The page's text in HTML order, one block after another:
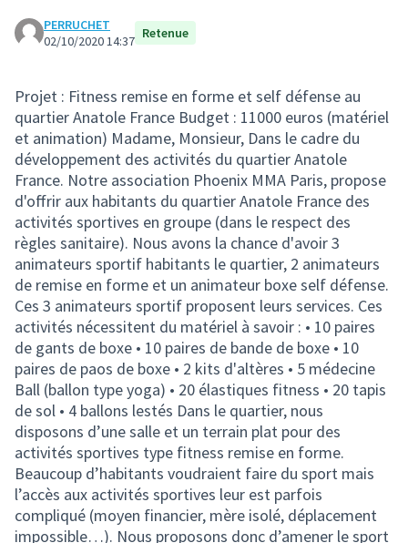
PERRUCHET
02/10/2020 14:37 Retenue
Projet : Fitness remise en forme et self défense au
quartier Anatole France Budget : 11000 euros (matériel
et animation) Madame, Monsieur, Dans le cadre du
développement des activités du quartier Anatole
France. Notre association Phoenix MMA Paris, propose
d'offrir aux habitants du quartier Anatole France des
activités sportives en groupe (dans le respect des
règles sanitaire). Nous avons la chance d'avoir 3
animateurs sportif habitants le quartier, 2 animateurs
de remise en forme et un animateur boxe self défense.
Ces 3 animateurs sportif proposent leurs services. Ces
activités nécessitent du matériel à savoir : • 10 paires
de gants de boxe • 10 paires de bande de boxe • 10
paires de paos de boxe • 2 kits d'altères • 5 médecine
Ball (ballon type yoga) • 20 élastiques fitness • 20 tapis
de sol • 4 ballons lestés Dans le quartier, nous
disposons d’une salle et un terrain plat pour des
activités sportives type fitness remise en forme.
Beaucoup d’habitants voudraient faire du sport mais
l’accès aux activités sportives leur est parfois
compliqué (moyen financier, mère isolé, déplacement
impossible…). Nous proposons donc d’amener le sport